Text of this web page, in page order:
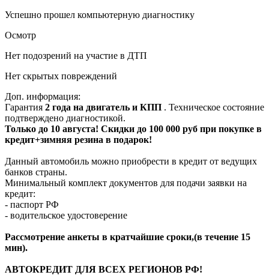
Успешно прошел компьютерную диагностику
Осмотр
Нет подозрений на участие в ДТП
Нет скрытых повреждений
Доп. информация:
Гарантия 2 года на двигатель и КПП . Техническое состояние
подтверждено диагностикой.
Только до 10 августа! Скидки до 100 000 руб при покупке в
кредит+зимняя резина в подарок!
Данный автомобиль можно приобрести в кредит от ведущих
банков страны.
Минимальный комплект документов для подачи заявки на
кредит:
- паспорт РФ
- водительское удостоверение
Рассмотрение анкеты в кратчайшие сроки,(в течение 15
мин).
АВТОКРЕДИТ ДЛЯ ВСЕХ РЕГИОНОВ РФ!